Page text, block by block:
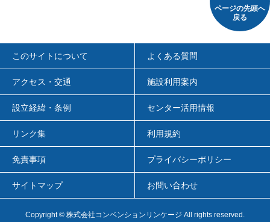
ページの先頭へ
戻る
このサイトについて よくある質問
アクセス・交通 施設利用案内
設立経緯・条例 センター活用情報
リンク集 利用規約
免責事項 プライバシーポリシー
サイトマップ お問い合わせ
Copyright© 株式会社コンベンションリンケージ All rights reserved.